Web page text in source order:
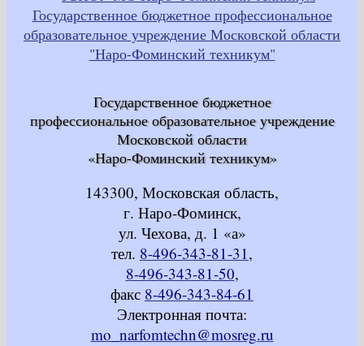
Государственное бюджетное
профессиональное образовательное учреждение
Московской области
«Наро-Фоминский техникум»
143300, Московская область,
г. Наро-Фоминск,
ул. Чехова, д. 1 «а»
тел. 8-496-343-81-31,
8-496-343-81-50,
факс 8-496-343-84-61
Электронная почта:
mo_narfomtechn@mosreg.ru